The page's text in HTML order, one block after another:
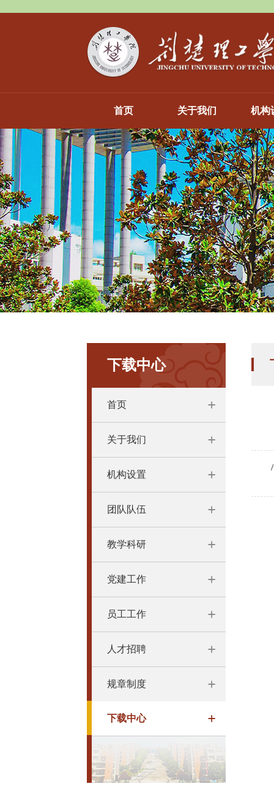
首页 关于我们 机构
下载中心
首页
关于我们
机构设置
团队队伍
教学科研
党建工作
员工工作
人才招聘
规章制度
下载中心